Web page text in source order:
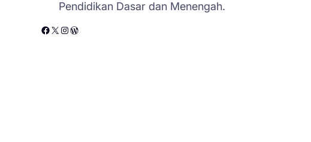
Pendidikan Dasar dan Menengah.
Facebook X Instagram WordPress